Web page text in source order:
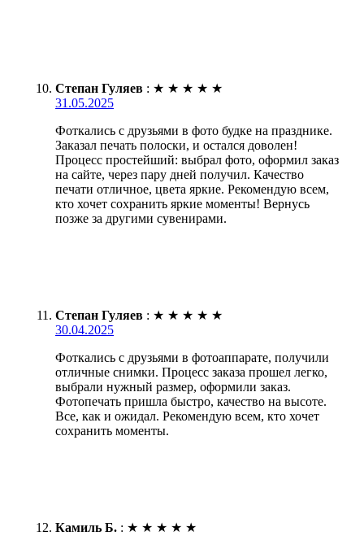
Степан Гуляев : ★ ★ ★ ★ ★
31.05.2025
Фоткались с друзьями в фото будке на празднике.
Заказал печать полоски, и остался доволен!
Процесс простейший: выбрал фото, оформил заказ
на сайте, через пару дней получил. Качество
печати отличное, цвета яркие. Рекомендую всем,
кто хочет сохранить яркие моменты! Вернусь
позже за другими сувенирами.
Степан Гуляев : ★ ★ ★ ★ ★
30.04.2025
Фоткались с друзьями в фотоаппарате, получили
отличные снимки. Процесс заказа прошел легко,
выбрали нужный размер, оформили заказ.
Фотопечать пришла быстро, качество на высоте.
Все, как и ожидал. Рекомендую всем, кто хочет
сохранить моменты.
Камиль Б. : ★ ★ ★ ★ ★